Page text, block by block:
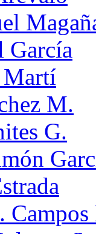
García
Martí
M.
G.